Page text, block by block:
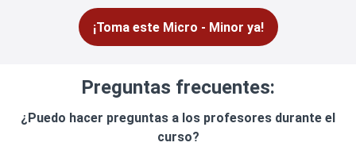
¡Toma este Micro - Minor ya!
Preguntas frecuentes:
¿Puedo hacer preguntas a los profesores durante el
curso?